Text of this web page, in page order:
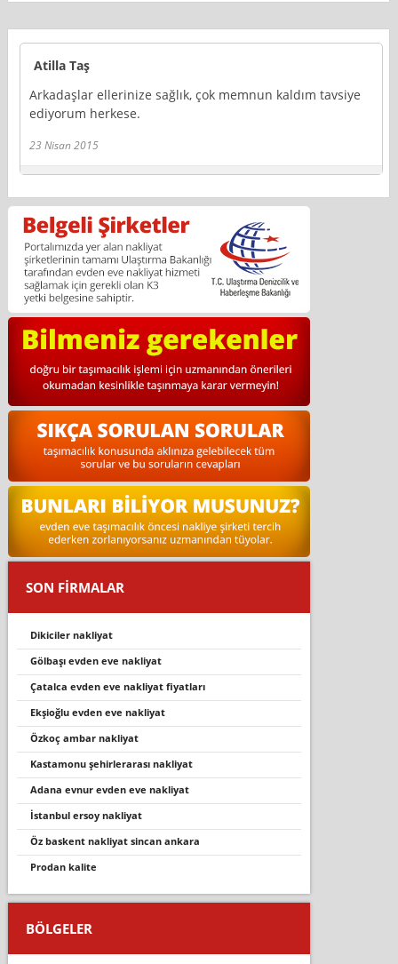
Atilla Taş
Arkadaşlar ellerinize sağlık, çok memnun kaldım tavsiye
ediyorum herkese.
23 Nisan 2015
SON FİRMALAR
dikiciler nakliyat
gölbaşı evden eve nakliyat
çatalca evden eve nakliyat fiyatları
ekşioğlu evden eve nakliyat
özkoç ambar nakliyat
kastamonu şehirlerarası nakliyat
adana evnur evden eve nakliyat
i̇stanbul ersoy nakliyat
öz baskent nakliyat si̇ncan ankara
prodan kalite
BÖLGELER